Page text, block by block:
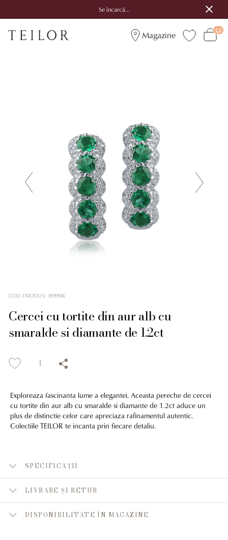
Se încarcă...
Magazine
COD PRODUS: 189906
Cercei cu tortite din aur alb cu
smaralde si diamante de 1.2ct
Exploreaza fascinanta lume a elegantei. Aceasta pereche de cercei
cu tortite din aur alb cu smaralde si diamante de 1.2ct aduce un
plus de distinctie celor care apreciaza rafinamentul autentic.
Colectiile TEILOR te incanta prin fiecare detaliu.
SPECIFICAȚII
LIVRARE ȘI RETUR
DISPONIBILITATE ÎN MAGAZINE